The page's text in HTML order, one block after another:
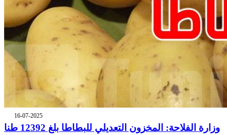
16-07-2025
وزارة الفلاحة: المخزون التعديلي للبطاطا بلغ 12392 طنا